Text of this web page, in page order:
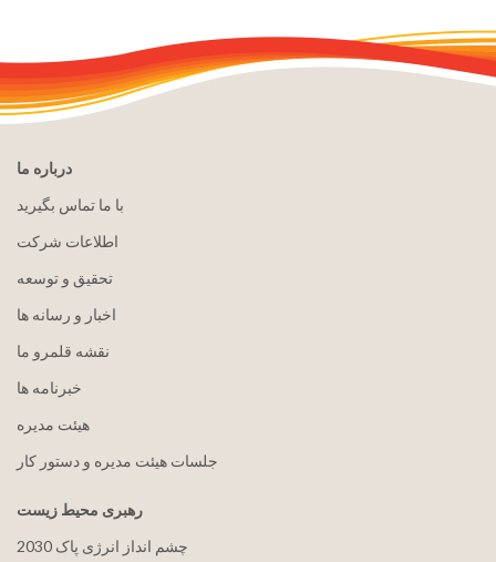
درباره ما
با ما تماس بگیرید
اطلاعات شرکت
تحقیق و توسعه
اخبار و رسانه ها
نقشه قلمرو ما
خبرنامه ها
هيئت مدیره
جلسات هیئت مدیره و دستور کار
رهبری محیط زیست
2030 چشم انداز انرژی پاک